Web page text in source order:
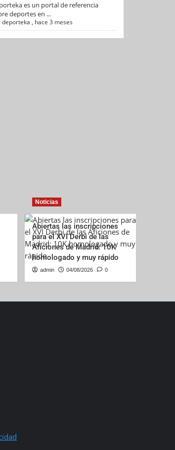
es un portal de referencia
deportes en ...
deporteka , hace 3 meses
Noticias
Abiertas las inscripciones
para el XVI Derbi de las
Aficiones de Madrid: 10K
homologado y muy rápido
admin 04/08/2026 0